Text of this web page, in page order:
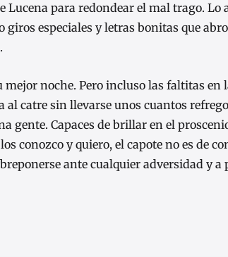
para redondear el mal trago. Lo
especiales y letras bonitas que
noche. Pero incluso las faltitas en
catre sin llevarse unos cuantos
gente. Capaces de brillar en el
conozco y quiero, el capote no es de
ante cualquier adversidad y a